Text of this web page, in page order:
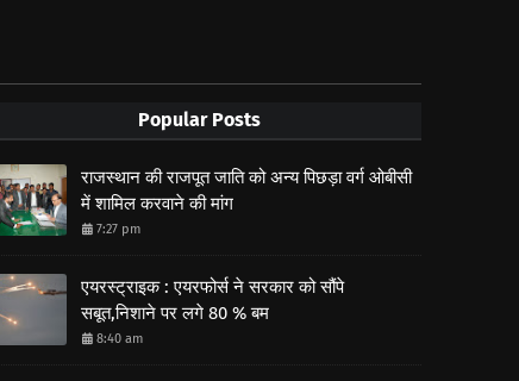
Popular Posts
राजस्थान की राजपूत जाति को अन्य पिछड़ा वर्ग ओबीसी
में शामिल करवाने की मांग
7:27 pm
एयरस्ट्राइक : एयरफोर्स ने सरकार को सौंपे
सबूत,निशाने पर लगे 80 % बम
8:40 am